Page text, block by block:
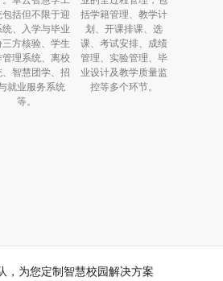
包括但不限于迎
统、入学与毕业
方核验、学生
理系统、离校
、智慧团学、招
就业服务系统
等。
括学籍管理、教学计
划、开课排课、选
课、考试安排、成绩
管理、实验管理、毕
业设计及教学质量监
控等多个环节。
，为您定制智慧校园解决方案